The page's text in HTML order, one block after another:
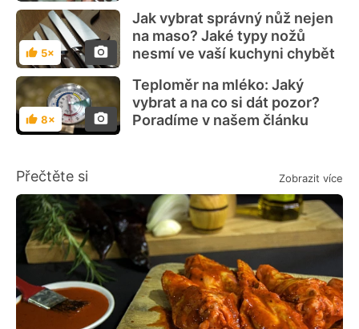
Hodnocení
5×
Jak vybrat správný nůž nejen
na maso? Jaké typy nožů
nesmí ve vaší kuchyni chybět
Hodnocení
8×
Teploměr na mléko: Jaký
vybrat a na co si dát pozor?
Poradíme v našem článku
Přečtěte si Zobrazit více